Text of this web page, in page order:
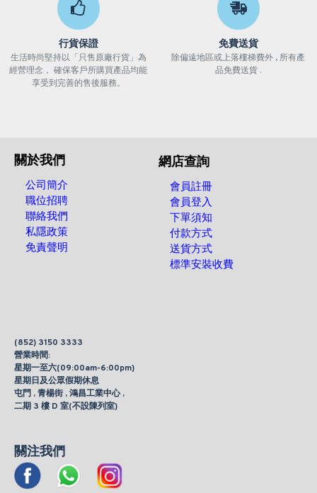
行貨保證
生活時尚堅持以「只售原廠行貨」為
經營理念， 確保客戶所購買產品均能
享受到完善的售後服務。
免費送貨
除偏遠地區或上落樓梯費外 , 所有產
品免費送貨 .
關於我們
公司簡介
職位招聘
聯絡我們
私隱政策
免責聲明
網店查詢
會員註冊
會員登入
下單須知
付款方式
送貨方式
標準安裝收費
(852) 3150 3333
營業時間:
星期一至六(09:00am-6:00pm)
星期日及公眾假期休息
屯門 , 青楊街 , 鴻昌工業中心 ,
二期 3 樓 D 室(不設陳列室)
關注我們